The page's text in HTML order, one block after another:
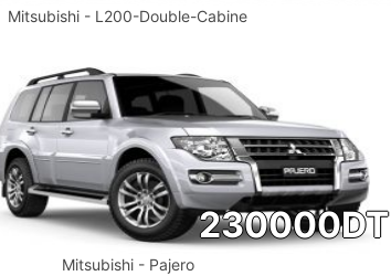
Mitsubishi - L200-Double-Cabine
230000DT
Mitsubishi - Pajero